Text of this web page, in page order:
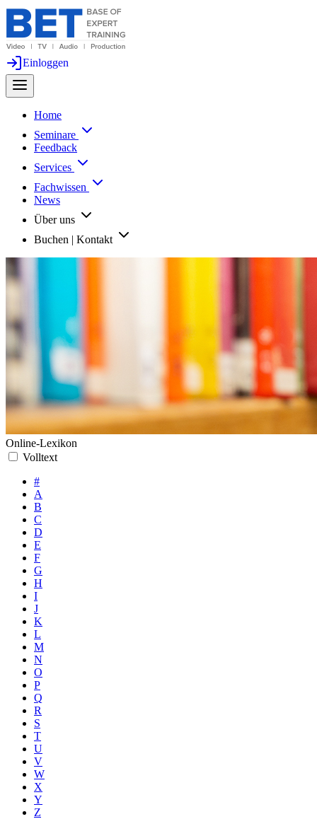
Einloggen
Home
Seminare
Feedback
Services
Fachwissen
News
Über uns
Buchen | Kontakt
Online-Lexikon
Volltext
#
A
B
C
D
E
F
G
H
I
J
K
L
M
N
O
P
Q
R
S
T
U
V
W
X
Y
Z